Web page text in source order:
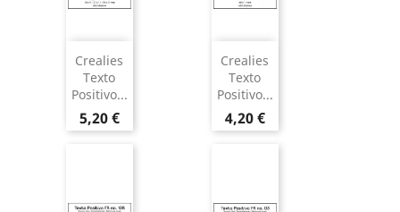
Crealies
Texto
Positivo...
5,20 €
Crealies
Texto
Positivo...
4,20 €